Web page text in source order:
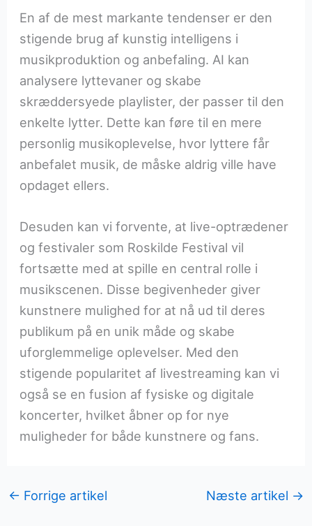
En af de mest markante tendenser er den
stigende brug af kunstig intelligens i
musikproduktion og anbefaling. AI kan
analysere lyttevaner og skabe
skræddersyede playlister, der passer til den
enkelte lytter. Dette kan føre til en mere
personlig musikoplevelse, hvor lyttere får
anbefalet musik, de måske aldrig ville have
opdaget ellers.
Desuden kan vi forvente, at live-optrædener
og festivaler som Roskilde Festival vil
fortsætte med at spille en central rolle i
musikscenen. Disse begivenheder giver
kunstnere mulighed for at nå ud til deres
publikum på en unik måde og skabe
uforglemmelige oplevelser. Med den
stigende popularitet af livestreaming kan vi
også se en fusion af fysiske og digitale
koncerter, hvilket åbner op for nye
muligheder for både kunstnere og fans.
← Forrige artikel Næste artikel →